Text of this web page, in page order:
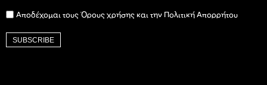
Αποδέχομαι τους Όρους χρήσης και την Πολιτική Απορρήτου
SUBSCRIBE